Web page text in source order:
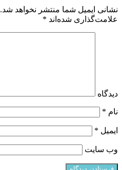
نشانی ایمیل شما منتشر نخواهد شد.
علامت‌گذاری شده‌اند *
دیدگاه
نام *
ایمیل *
وب‌ سایت